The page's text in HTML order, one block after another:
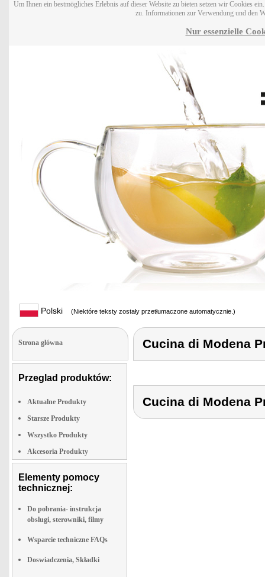
Um Ihnen ein bestmögliches Erlebnis auf dieser Website zu bieten setzen wir Cookies
zu. Informationen zur Verwendung und den
Nur essenzielle
Polski (Niektóre teksty zostały przetłumaczone automatycznie.)
Strona glówna
Przeglad produktów:
Aktualne Produkty
Starsze Produkty
Wszystko Produkty
Akcesoria Produkty
Elementy pomocy
technicznej:
Do pobrania- instrukcja
obslugi, sterowniki, filmy
Wsparcie techniczne FAQs
Doswiadczenia, Składki
Cucina di Modena
Cucina di Modena